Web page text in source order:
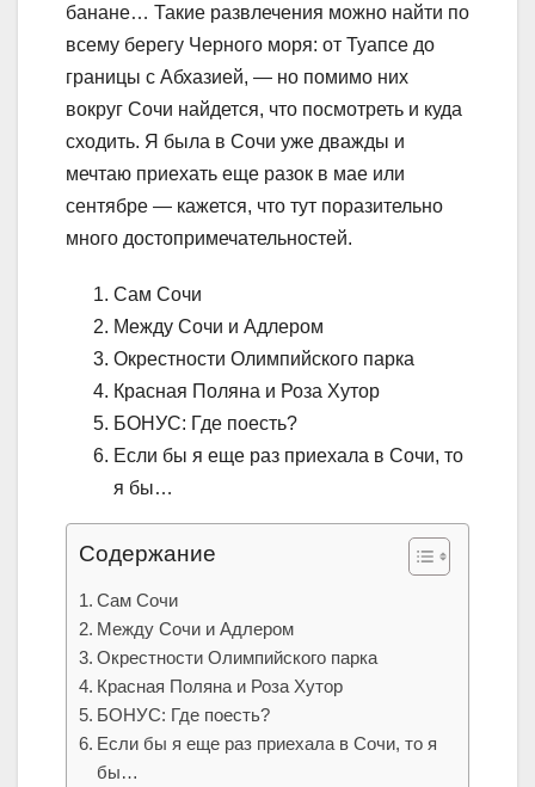
банане… Такие развлечения можно найти по
всему берегу Черного моря: от Туапсе до
границы с Абхазией, — но помимо них
вокруг Сочи найдется, что посмотреть и куда
сходить. Я была в Сочи уже дважды и
мечтаю приехать еще разок в мае или
сентябре — кажется, что тут поразительно
много достопримечательностей.
Сам Сочи
Между Сочи и Адлером
Окрестности Олимпийского парка
Красная Поляна и Роза Хутор
БОНУС: Где поесть?
Если бы я еще раз приехала в Сочи, то
я бы…
Содержание
Сам Сочи
Между Сочи и Адлером
Окрестности Олимпийского парка
Красная Поляна и Роза Хутор
БОНУС: Где поесть?
Если бы я еще раз приехала в Сочи, то я
бы…